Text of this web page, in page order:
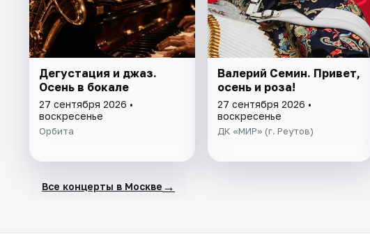
Дегустация и джаз.
Осень в бокале
27 сентября 2026 •
воскресенье
Орбита
Валерий Семин. Привет,
осень и роза!
27 сентября 2026 •
воскресенье
ДК «МИР» (г. Реутов)
Все концерты в Москве →